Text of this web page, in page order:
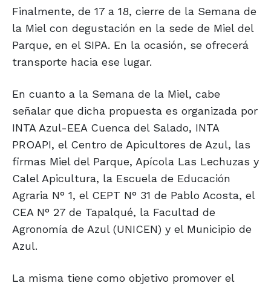
Finalmente, de 17 a 18, cierre de la Semana de
la Miel con degustación en la sede de Miel del
Parque, en el SIPA. En la ocasión, se ofrecerá
transporte hacia ese lugar.
En cuanto a la Semana de la Miel, cabe
señalar que dicha propuesta es organizada por
INTA Azul-EEA Cuenca del Salado, INTA
PROAPI, el Centro de Apicultores de Azul, las
firmas Miel del Parque, Apícola Las Lechuzas y
Calel Apicultura, la Escuela de Educación
Agraria N° 1, el CEPT N° 31 de Pablo Acosta, el
CEA N° 27 de Tapalqué, la Facultad de
Agronomía de Azul (UNICEN) y el Municipio de
Azul.
La misma tiene como objetivo promover el